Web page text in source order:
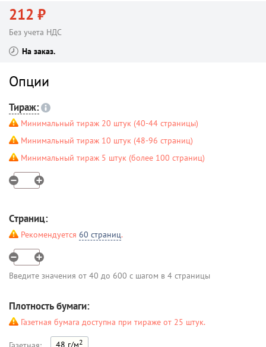
212 ₽
Без учета НДС
На заказ
Опции
Тираж:
Минимальный тираж 20 штук (40-44 страницы)
Минимальный тираж 10 штук (48-96 страниц)
Минимальный тираж 5 штук (более 100 страниц)
Страниц:
Рекомендуется 60 страниц.
Введите значения от 40 до 600 с шагом в 4 страницы
Плотность бумаги:
Газетная бумага доступна при тираже от 25 штук.
48 г/м2